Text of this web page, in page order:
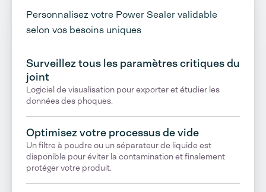
Personnalisez votre Power Sealer validable
selon vos besoins uniques
Surveillez tous les paramètres critiques du
joint
Logiciel de visualisation pour exporter et étudier les
données des phoques.
Optimisez votre processus de vide
Un filtre à poudre ou un séparateur de liquide est
disponible pour éviter la contamination et finalement
protéger votre produit.